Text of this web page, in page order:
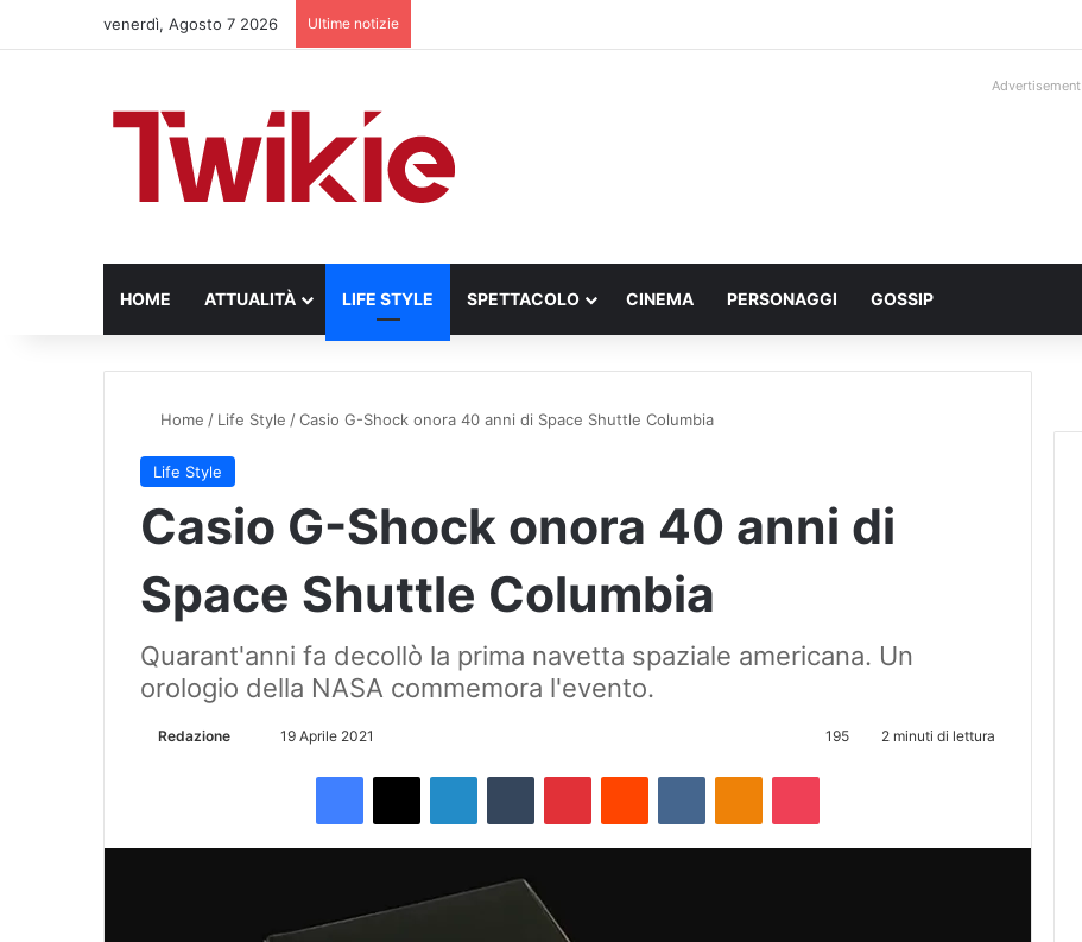
venerdì, Agosto 7 2026 Ultime notizie
Advertisement
HOME ATTUALITÀ LIFE STYLE SPETTACOLO CINEMA PERSONAGGI GOSSIP
Home / Life Style /Casio G-Shock onora 40 anni di Space Shuttle Columbia
Life Style
Casio G-Shock onora 40 anni di
Space Shuttle Columbia
Quarant'anni fa decollò la prima navetta spaziale americana. Un
orologio della NASA commemora l'evento.
Redazione
a
19 Aprile 2021 195 2 minuti di lettura